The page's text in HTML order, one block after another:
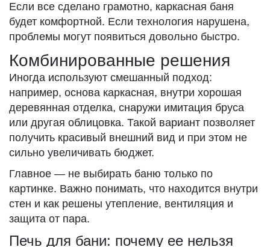
Если все сделано грамотно, каркасная баня
будет комфортной. Если технология нарушена,
проблемы могут появиться довольно быстро.
Комбинированные решения
Иногда используют смешанный подход:
например, основа каркасная, внутри хорошая
деревянная отделка, снаружи имитация бруса
или другая облицовка. Такой вариант позволяет
получить красивый внешний вид и при этом не
сильно увеличивать бюджет.
Главное — не выбирать баню только по
картинке. Важно понимать, что находится внутри
стен и как решены утепление, вентиляция и
защита от пара.
Печь для бани: почему ее нельзя